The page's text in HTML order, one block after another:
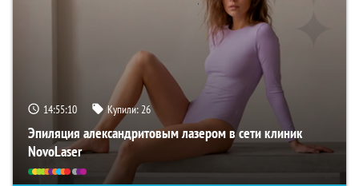
14:55:09 Купили:26
Эпиляция александритовым лазером в сети клиник
NovoLaser